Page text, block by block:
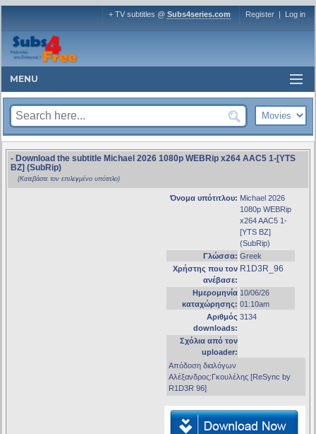
+ TV subtitles @ Subs4series.com Register | Log in
MENU
- Download the subtitle Michael 2026 1080p WEBRip x264 AAC5 1-[YTS
BZ] (SubRip)
(Κατεβάστε τον επιλεγμένο υπότιτλο)
Όνομα υπότιτλου: Michael 2026
1080p WEBRip
x264 AAC5 1-
[YTS BZ]
(SubRip)
Γλώσσα: Greek
Χρήστης που τον
ανέβασε:
R1D3R_96
Ημερομηνία
καταχώρησης:
10/06/26
01:10am
Αριθμός
downloads:
3134
Σχόλια από τον
uploader:
Απόδοση διαλόγων
Αλέξανδρος:Γκουλέλης [ReSync by
R1D3R 96]